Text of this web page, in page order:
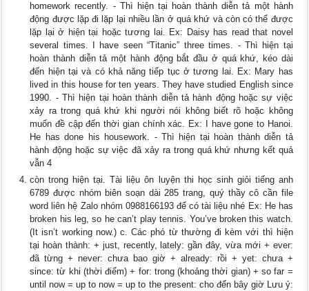
homework recently. - Thì hiện tại hoàn thành diễn tả một hành
động được lặp đi lặp lại nhiều lần ở quá khứ và còn có thể được
lặp lại ở hiện tại hoặc tương lai. Ex: Daisy has read that novel
several times. I have seen “Titanic” three times. - Thì hiện tại
hoàn thành diễn tả một hành động bắt đầu ở quá khứ, kéo dài
đến hiện tại và có khả năng tiếp tục ở tương lai. Ex: Mary has
lived in this house for ten years. They have studied English since
1990. - Thì hiện tại hoàn thành diễn tả hành động hoặc sự việc
xảy ra trong quá khứ khi người nói không biết rõ hoặc không
muốn đề cập đến thời gian chính xác. Ex: I have gone to Hanoi.
He has done his housework. - Thì hiện tại hoàn thành diễn tả
hành động hoặc sự việc đã xảy ra trong quá khứ nhưng kết quả
vẫn 4
còn trong hiện tại. Tài liệu ôn luyện thi học sinh giỏi tiếng anh
6789 được nhóm biên soạn dài 285 trang, quý thầy cô cần file
word liên hệ Zalo nhóm 0988166193 để có tài liệu nhé Ex: He has
broken his leg, so he can’t play tennis. You’ve broken this watch.
(It isn’t working now.) c. Các phó từ thường đi kèm với thì hiện
tại hoàn thành: + just, recently, lately: gần đây, vừa mới + ever:
đã từng + never: chưa bao giờ + already: rồi + yet: chưa +
since: từ khi (thời điểm) + for: trong (khoảng thời gian) + so far =
until now = up to now = up to the present: cho đến bây giờ Lưu ý: